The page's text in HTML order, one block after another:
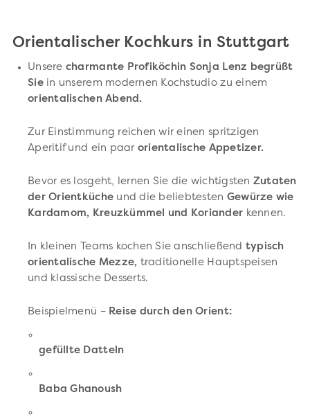
Orientalischer Kochkurs in Stuttgart
Unsere charmante Profiköchin Sonja Lenz begrüßt
Siein unserem modernen Kochstudio zu einem
orientalischen Abend.
Zur Einstimmung reichen wir einen spritzigen
Aperitif und ein paar orientalische Appetizer.
Bevor es losgeht, lernen Sie die wichtigsten Zutaten
der Orientküche und die beliebtesten Gewürze wie
Kardamom, Kreuzkümmel und Koriander kennen.
In kleinen Teams kochen Sie anschließend typisch
orientalische Mezze, traditionelle Hauptspeisen
und klassische Desserts.
Beispielmenü – Reise durch den Orient:
gefüllte Datteln
Baba Ghanoush